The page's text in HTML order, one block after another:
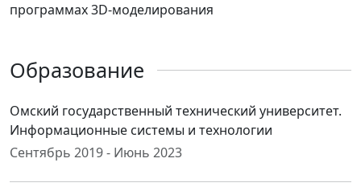
программах 3D-моделирования
Образование
Омский государственный технический университет.
Информационные системы и технологии
Сентябрь 2019 - Июнь 2023